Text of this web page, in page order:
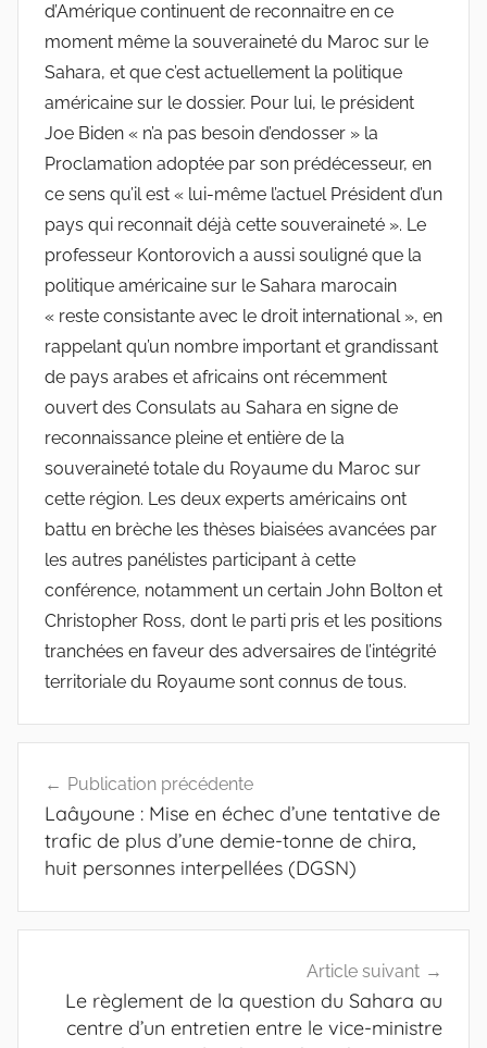
d’Amérique continuent de reconnaitre en ce
moment même la souveraineté du Maroc sur le
Sahara, et que c’est actuellement la politique
américaine sur le dossier. Pour lui, le président
Joe Biden « n’a pas besoin d’endosser » la
Proclamation adoptée par son prédécesseur, en
ce sens qu’il est « lui-même l’actuel Président d’un
pays qui reconnait déjà cette souveraineté ». Le
professeur Kontorovich a aussi souligné que la
politique américaine sur le Sahara marocain
« reste consistante avec le droit international », en
rappelant qu’un nombre important et grandissant
de pays arabes et africains ont récemment
ouvert des Consulats au Sahara en signe de
reconnaissance pleine et entière de la
souveraineté totale du Royaume du Maroc sur
cette région. Les deux experts américains ont
battu en brèche les thèses biaisées avancées par
les autres panélistes participant à cette
conférence, notamment un certain John Bolton et
Christopher Ross, dont le parti pris et les positions
tranchées en faveur des adversaires de l’intégrité
territoriale du Royaume sont connus de tous.
de
l’article
Publication précédente
Laâyoune : Mise en échec d’une tentative de
trafic de plus d’une demie-tonne de chira,
huit personnes interpellées (DGSN)
Article suivant
Le règlement de la question du Sahara au
centre d’un entretien entre le vice-ministre